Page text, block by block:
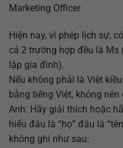
Marketing Officer
Hiện nay, vì phép lịch sự,
cả 2 trường hợp đều là
lập gia đình).
Nếu không phải là Việt
bằng tiếng Việt, không
Anh. Hãy giải thích hoặc
hiểu đâu là “họ” đâu là
không ghi như sau: